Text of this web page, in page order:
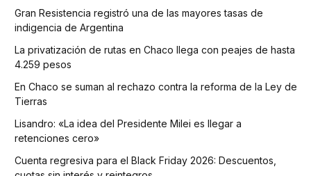
Gran Resistencia registró una de las mayores tasas de
indigencia de Argentina
La privatización de rutas en Chaco llega con peajes de hasta
4.259 pesos
En Chaco se suman al rechazo contra la reforma de la Ley de
Tierras
Lisandro: «La idea del Presidente Milei es llegar a
retenciones cero»
Cuenta regresiva para el Black Friday 2026: Descuentos,